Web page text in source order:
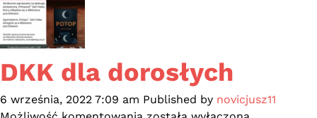
pieśni
DKK dla dorosłych
6 września, 2022 7:09 am Published by novicjusz11